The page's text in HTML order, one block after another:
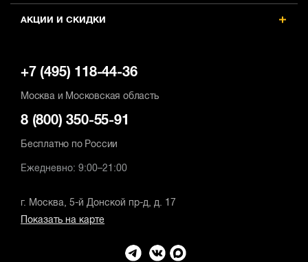
АКЦИИ И СКИДКИ
+7 (495) 118-44-36
Москва и Московская область
8 (800) 350-55-91
Бесплатно по России
Ежедневно: 9:00–21:00
г. Москва, 5-й Донской пр-д, д. 17
Показать на карте